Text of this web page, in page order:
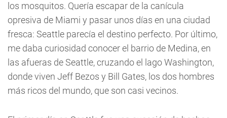
los mosquitos. Quería escapar de la canícula
opresiva de Miami y pasar unos días en una ciudad
fresca: Seattle parecía el destino perfecto. Por último,
me daba curiosidad conocer el barrio de Medina, en
las afueras de Seattle, cruzando el lago Washington,
donde viven Jeff Bezos y Bill Gates, los dos hombres
más ricos del mundo, que son casi vecinos.